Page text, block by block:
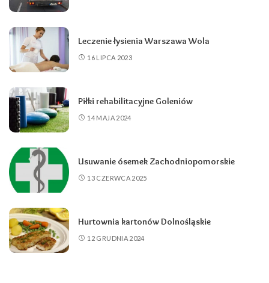
Leczenie łysienia Warszawa Wola
16 LIPCA 2023
Piłki rehabilitacyjne Goleniów
14 MAJA 2024
Usuwanie ósemek Zachodniopomorskie
13 CZERWCA 2025
Hurtownia kartonów Dolnośląskie
12 GRUDNIA 2024